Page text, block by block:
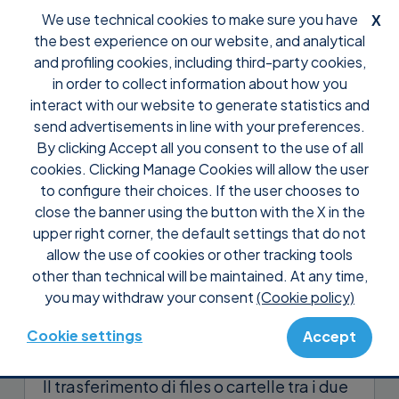
X
We use technical cookies to make sure you have
the best experience on our website, and analytical
and profiling cookies, including third-party cookies,
in order to collect information about how you
interact with our website to generate statistics and
send advertisements in line with your preferences.
By clicking Accept all you consent to the use of all
cookies. Clicking Manage Cookies will allow the user
to configure their choices. If the user chooses to
close the banner using the button with the X in the
upper right corner, the default settings that do not
allow the use of cookies or other tracking tools
other than technical will be maintained. At any time,
you may withdraw your consent(Cookie policy)
Cookie settings Accept
Support Domande frequenti Controllo
Posso utilizzare la funzionalità
del copia&incolla tra due PC
collegati con Supremo?
Si. E’ possibile utilizzare la funzione del
copia&incollaper trasferire files/cartelle
tra due macchine connesse con Supremo.
Il trasferimento di files o cartelle tra i due